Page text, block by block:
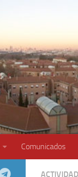
Comunicados